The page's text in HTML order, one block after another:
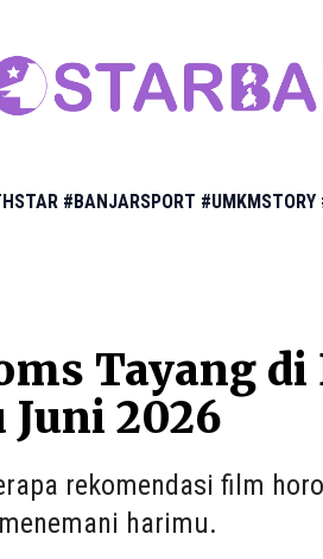
#BANJARSPORT #UMKMSTORY
Tayang
Juni 2026
rekomendasi film
harimu.